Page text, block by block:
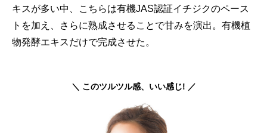
キスが多い中、こちらは有機JAS認証イチジクのペース
トを加え、さらに熟成させることで甘みを演出。有機植
物発酵エキスだけで完成させた。
＼ このツルツル感、いい感じ! ／